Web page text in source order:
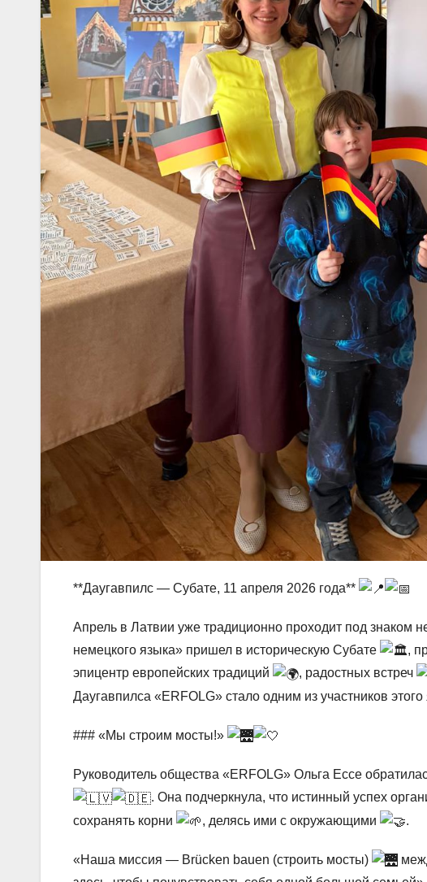
**Даугавпилс — Субате, 11 апреля 2026 года**
Апрель в Латвии уже традиционно проходит под знаком
немецкого языка» пришел в историческую Субате
,
эпицентр европейских традиций
, радостных встреч
Даугавпилса «ERFOLG» стало одним из участников этого
### «Мы строим мосты!»
Руководитель общества «ERFOLG» Ольга Ессе
. Она подчеркнула, что истинный успех
сохранять корни
, делясь ими с окружающими .
«Наша миссия — Brücken bauen (строить мосты)